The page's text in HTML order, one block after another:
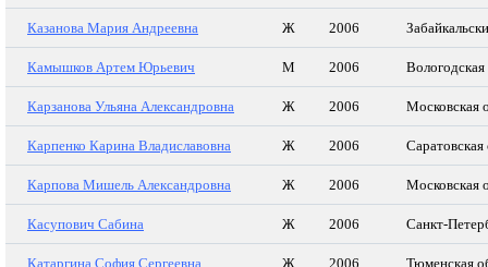
Казанова Мария Андреевна Ж 2006
Камышков Артем Юрьевич М 2006 Вологодская
Карзанова Ульяна Александровна Ж 2006 Московская
Карпенко Карина Владиславовна Ж 2006 Саратовская
Карпова Мишель Александровна Ж 2006 Московская
Касупович Сабина Ж 2006 Санкт-
Катаргина София Сергеевна Ж 2006 Тюменская